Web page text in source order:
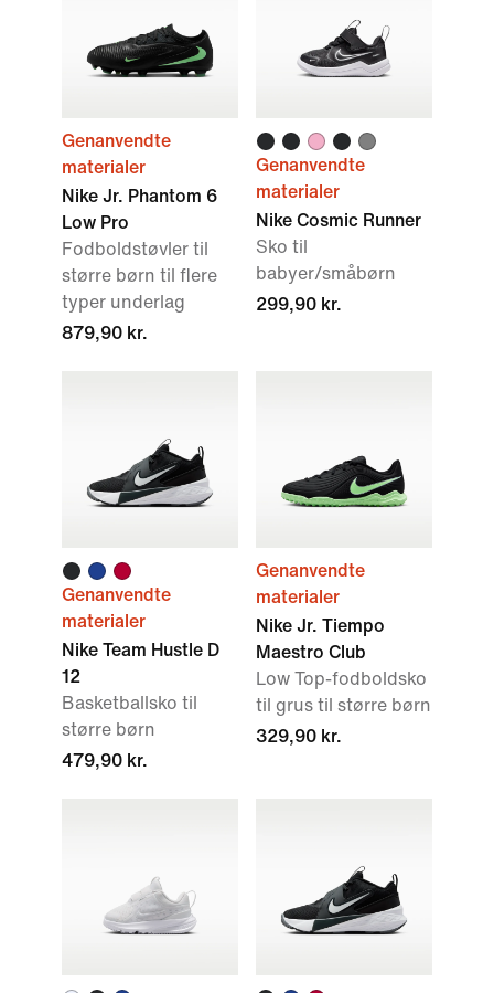
Genanvendte
materialer
Nike Jr. Phantom 6
Low Pro
Fodboldstøvler til
større børn til flere
typer underlag
879,90 kr.
Genanvendte
materialer
Nike Cosmic Runner
Sko til
babyer/småbørn
299,90 kr.
Genanvendte
materialer
Nike Team Hustle D
12
Basketballsko til
større børn
479,90 kr.
Genanvendte
materialer
Nike Jr. Tiempo
Maestro Club
Low Top-fodboldsko
til grus til større børn
329,90 kr.